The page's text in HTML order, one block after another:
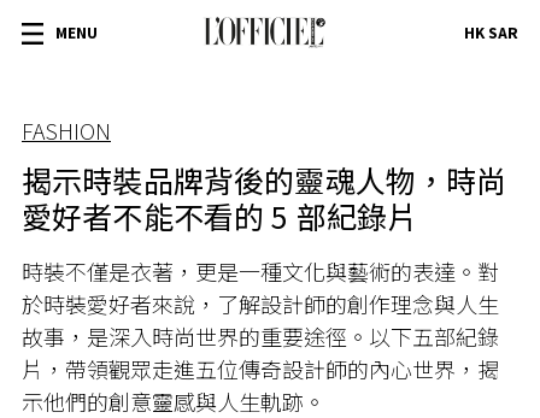
MENU HK SAR
FASHION
揭示時裝品牌背後的靈魂人物，時尚
愛好者不能不看的 5 部紀錄片
時裝不僅是衣著，更是一種文化與藝術的表達。對
於時裝愛好者來說，了解設計師的創作理念與人生
故事，是深入時尚世界的重要途徑。以下五部紀錄
片，帶領觀眾走進五位傳奇設計師的內心世界，揭
示他們的創意靈感與人生軌跡。